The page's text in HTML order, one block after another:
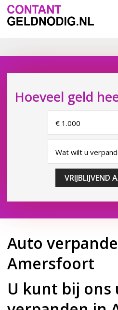
Hoeveel geld
VRIJBLIJVEND
Auto
Amersfoort
U kunt bij ons